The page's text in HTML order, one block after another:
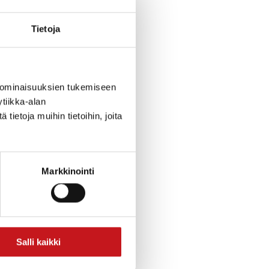
Tietoja
tukemiseen
alan
tietoja muihin tietoihin, joita
Markkinointi
Salli kaikki